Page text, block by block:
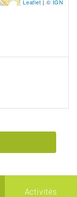
Leaflet|© IGN
Activités